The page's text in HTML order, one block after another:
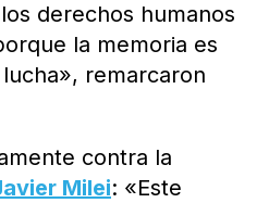
derechos humanos
la memoria es
remarcaron
contra la
Milei: «Este